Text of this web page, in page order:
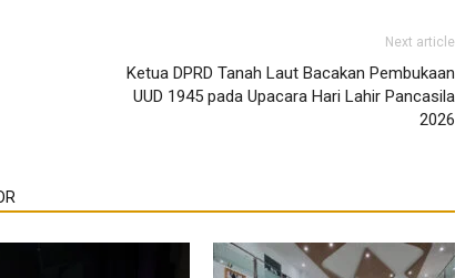
Next article
Ketua DPRD Tanah Laut Bacakan Pembukaan
UUD 1945 pada Upacara Hari Lahir Pancasila
2026